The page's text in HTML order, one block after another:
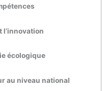
l’innovation
écologique
au niveau national